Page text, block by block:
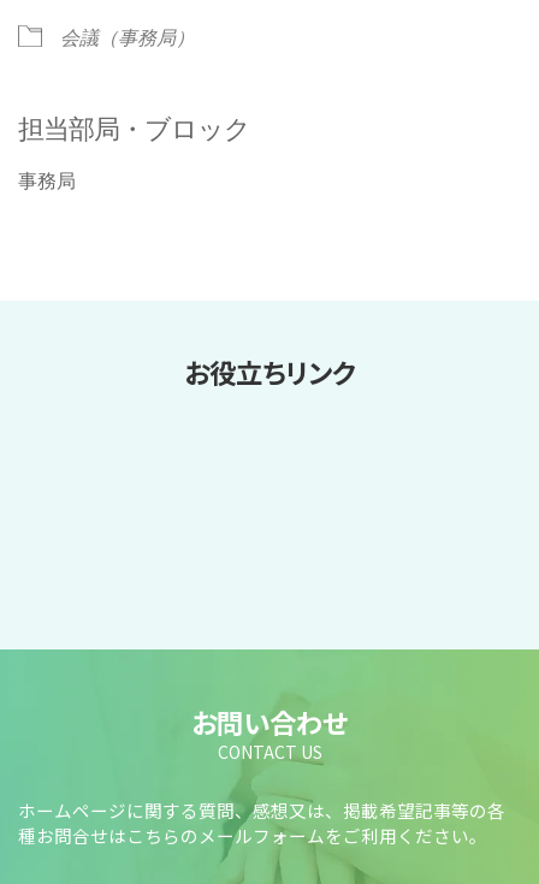
会議（事務局）
担当部局・ブロック
事務局
お役立ちリンク
お問い合わせ
CONTACT US
ホームページに関する質問、感想又は、掲載希望記事等の各
種お問合せはこちらのメールフォームをご利用ください。